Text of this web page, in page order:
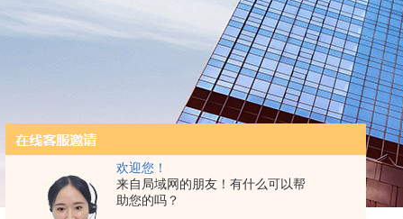
欢迎您！
来自局域网的朋友！有什么可以帮
助您的吗？